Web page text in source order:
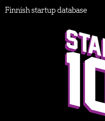
Finnish startup database